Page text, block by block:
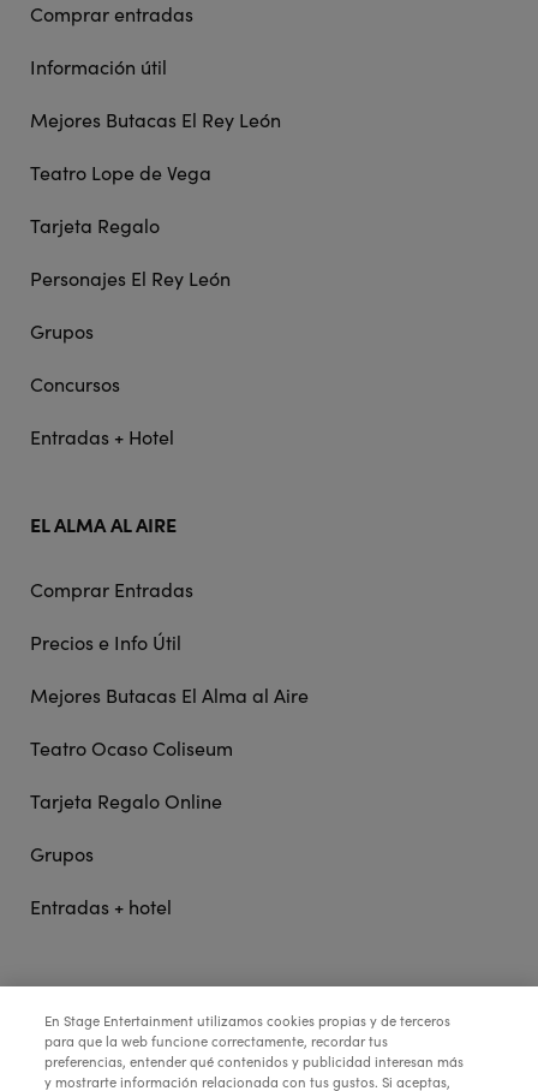
Comprar entradas
Información útil
Mejores Butacas El Rey León
Teatro Lope de Vega
Tarjeta Regalo
Personajes El Rey León
Grupos
Concursos
Entradas + Hotel
EL ALMA AL AIRE
Comprar Entradas
Precios e Info Útil
Mejores Butacas El Alma al Aire
Teatro Ocaso Coliseum
Tarjeta Regalo Online
Grupos
Entradas + hotel
STAGE ENTERTAINMENT
COLABORA:
En Stage Entertainment utilizamos cookies propias y de terceros
para que la web funcione correctamente, recordar tus
preferencias, entender qué contenidos y publicidad interesan más
y mostrarte información relacionada con tus gustos. Si aceptas,